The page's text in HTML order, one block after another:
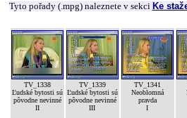
Tyto pořady (.mpg) naleznete v sekci Ke
TV_1338
Ľudské bytosti sú
pôvodne nevinné
II
TV_1339
Ľudské bytosti sú
pôvodne nevinné
III
TV_1341
Neoblomná
pravda
I